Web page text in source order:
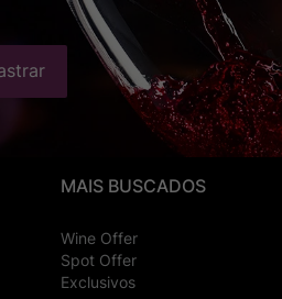
MAIS BUSCADOS
Wine Offer
Spot Offer
Exclusivos